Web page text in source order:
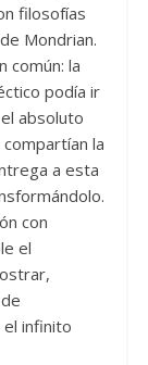
filosofías
Mondrian.
común: la
podía ir
absoluto
la
a esta
con
el
infinito